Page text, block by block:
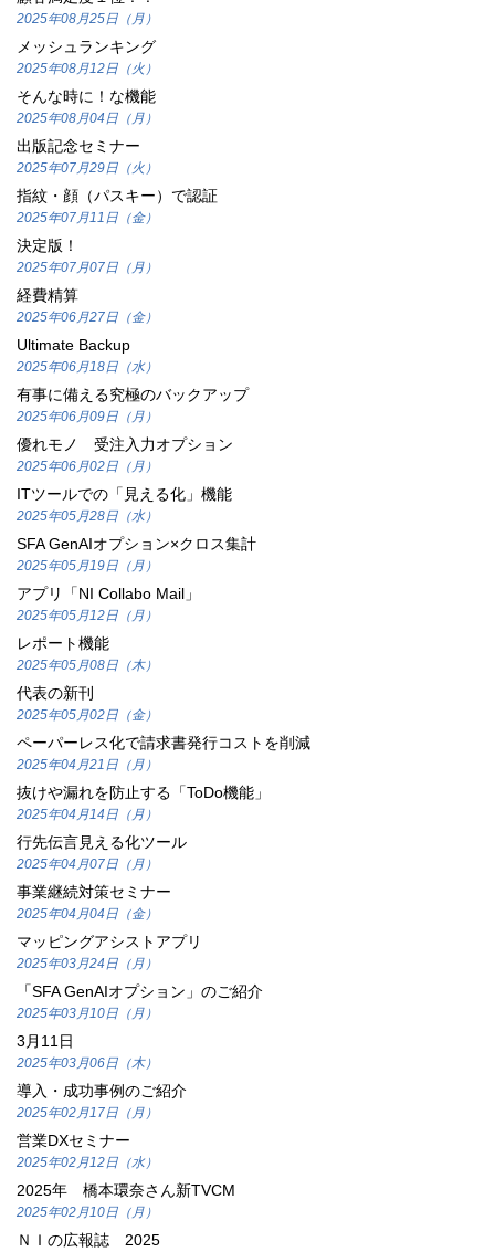
2025年08月25日（月）
メッシュランキング
2025年08月12日（火）
そんな時に！な機能
2025年08月04日（月）
出版記念セミナー
2025年07月29日（火）
指紋・顔（パスキー）で認証
2025年07月11日（金）
決定版！
2025年07月07日（月）
経費精算
2025年06月27日（金）
Ultimate Backup
2025年06月18日（水）
有事に備える究極のバックアップ
2025年06月09日（月）
優れモノ 受注入力オプション
2025年06月02日（月）
ITツールでの「見える化」機能
2025年05月28日（水）
SFA GenAIオプション×クロス集計
2025年05月19日（月）
アプリ「NI Collabo Mail」
2025年05月12日（月）
レポート機能
2025年05月08日（木）
代表の新刊
2025年05月02日（金）
ペーパーレス化で請求書発行コストを削減
2025年04月21日（月）
抜けや漏れを防止する「ToDo機能」
2025年04月14日（月）
行先伝言見える化ツール
2025年04月07日（月）
事業継続対策セミナー
2025年04月04日（金）
マッピングアシストアプリ
2025年03月24日（月）
「SFA GenAIオプション」のご紹介
2025年03月10日（月）
3月11日
2025年03月06日（木）
導入・成功事例のご紹介
2025年02月17日（月）
営業DXセミナー
2025年02月12日（水）
2025年 橋本環奈さん新TVCM
2025年02月10日（月）
ＮＩの広報誌 2025